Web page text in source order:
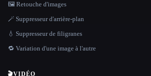
🖼️ Retouche d'images
🪄 Suppresseur d'arrière-plan
💧 Suppresseur de filigranes
🔁 Variation d'une image à l'autre
🎬VIDÉO